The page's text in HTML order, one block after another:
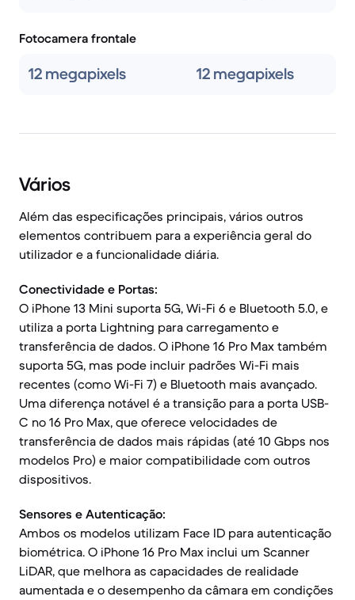
Fotocamera frontale
12 megapixels 12 megapixels
Vários
Além das especificações principais, vários outros
elementos contribuem para a experiência geral do
utilizador e a funcionalidade diária.
Conectividade e Portas:
O iPhone 13 Mini suporta 5G, Wi-Fi 6 e Bluetooth 5.0, e
utiliza a porta Lightning para carregamento e
transferência de dados. O iPhone 16 Pro Max também
suporta 5G, mas pode incluir padrões Wi-Fi mais
recentes (como Wi-Fi 7) e Bluetooth mais avançado.
Uma diferença notável é a transição para a porta USB-
C no 16 Pro Max, que oferece velocidades de
transferência de dados mais rápidas (até 10 Gbps nos
modelos Pro) e maior compatibilidade com outros
dispositivos.
Sensores e Autenticação:
Ambos os modelos utilizam Face ID para autenticação
biométrica. O iPhone 16 Pro Max inclui um Scanner
LiDAR, que melhora as capacidades de realidade
aumentada e o desempenho da câmara em condições